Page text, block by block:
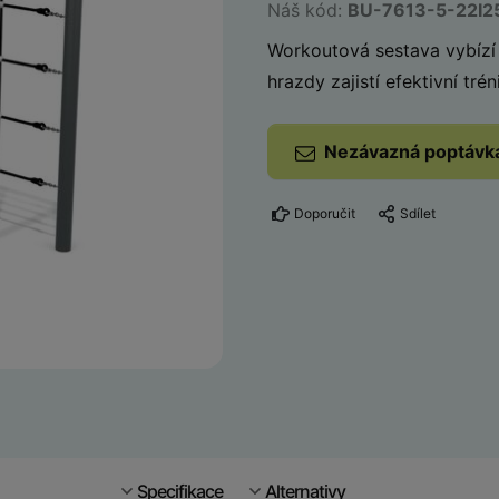
Náš kód: BU-7613-5-
Workoutová sestava
hrazdy zajistí efektivní
Nezávazná
Doporučit Sdílet
Specifikace Alternativy